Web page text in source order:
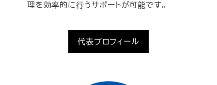
理を効率的に行うサポートが可能です。
代表プロフィール